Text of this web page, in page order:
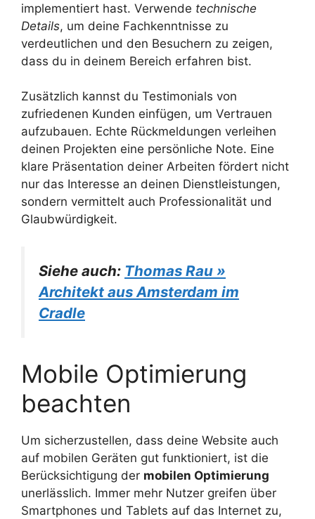
implementiert hast. Verwende technische
Details, um deine Fachkenntnisse zu
verdeutlichen und den Besuchern zu zeigen,
dass du in deinem Bereich erfahren bist.
Zusätzlich kannst du Testimonials von
zufriedenen Kunden einfügen, um Vertrauen
aufzubauen. Echte Rückmeldungen verleihen
deinen Projekten eine persönliche Note. Eine
klare Präsentation deiner Arbeiten fördert nicht
nur das Interesse an deinen Dienstleistungen,
sondern vermittelt auch Professionalität und
Glaubwürdigkeit.
Siehe auch: Thomas Rau »
Architekt aus Amsterdam im
Cradle
Mobile Optimierung
beachten
Um sicherzustellen, dass deine Website auch
auf mobilen Geräten gut funktioniert, ist die
Berücksichtigung der mobilen Optimierung
unerlässlich. Immer mehr Nutzer greifen über
Smartphones und Tablets auf das Internet zu,